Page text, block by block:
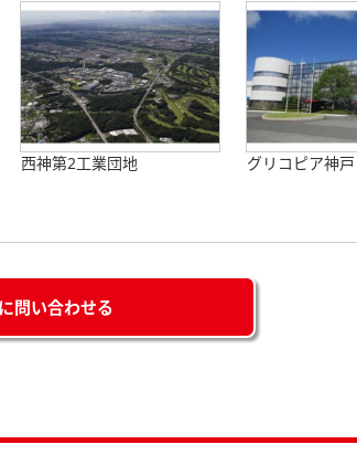
西神第2工業団地 グリコピア神戸
問い合わせる